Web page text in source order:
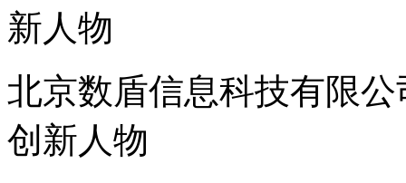
新人物
北京数盾信息科技有限
创新人物